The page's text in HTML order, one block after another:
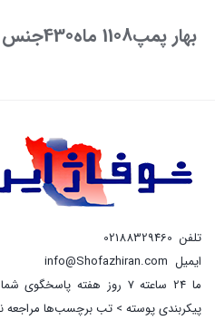
بهار پمپ1108 ماه430جنس پروانه : استیل 316
تلفن 02188329460
ایمیل info@Shofazhiran.com
ما 24 ساعته 7 روز هفته
پیکربندی پوسته > تب برچسب‌ها مراجعه